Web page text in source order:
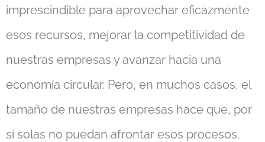
imprescindible para aprovechar eficazmente
esos recursos, mejorar la competitividad de
nuestras empresas y avanzar hacia una
economía circular. Pero, en muchos casos, el
tamaño de nuestras empresas hace que, por
sí solas no puedan afrontar esos procesos.